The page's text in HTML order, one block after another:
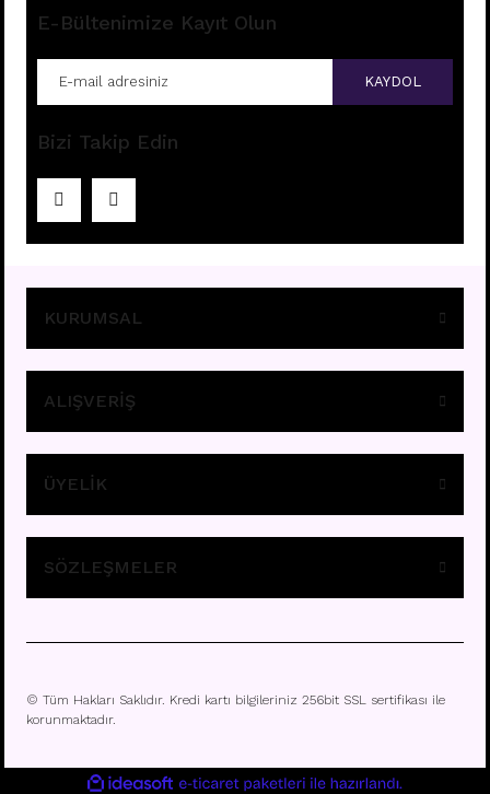
Fiyatları görebilmek içinüye girişi yapınız.
E-Bültenimize Kayıt Olun
KAYDOL
Bizi Takip Edin
KURUMSAL
ALIŞVERİŞ
ÜYELİK
SÖZLEŞMELER
© Tüm Hakları Saklıdır. Kredi kartı bilgileriniz 256bit SSL sertifikası ile
korunmaktadır.
ideasoft e-